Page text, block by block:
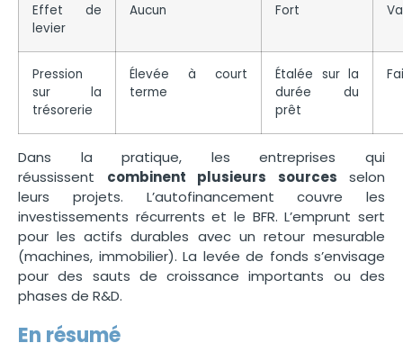
Effet de
levier
Aucun Fort
Pression
sur la
trésorerie
Élevée à court
terme
Étalée sur la
durée du
prêt
Dans la pratique, les entreprises qui
réussissent combinent plusieurs sources selon
leurs projets. L’autofinancement couvre les
investissements récurrents et le BFR. L’emprunt sert
pour les actifs durables avec un retour mesurable
(machines, immobilier). La levée de fonds s’envisage
pour des sauts de croissance importants ou des
phases de R&D.
En résumé